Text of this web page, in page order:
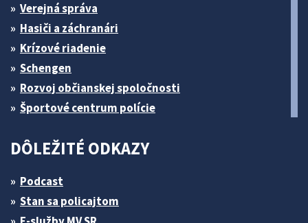
Verejná správa
Hasiči a záchranári
Krízové riadenie
Schengen
Rozvoj občianskej spoločnosti
Športové centrum polície
DÔLEŽITÉ ODKAZY
Podcast
Stan sa policajtom